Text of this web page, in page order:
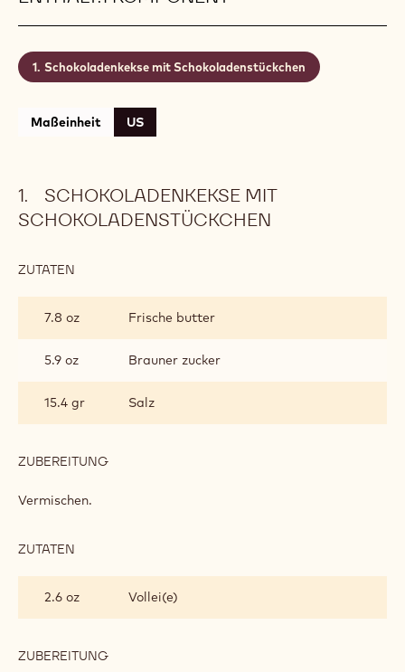
Schokoladenkekse mit Schokoladenstückchen
Maßeinheit US
SCHOKOLADENKEKSE MIT
SCHOKOLADENSTÜCKCHEN
ZUTATEN
SCHOKOLADENSTÜCKCHEN
7.8 oz Frische butter
5.9 oz Brauner zucker
15.4 gr Salz
ZUBEREITUNG
Vermischen.
ZUTATEN
SCHOKOLADENSTÜCKCHEN
2.6 oz Vollei(e)
ZUBEREITUNG